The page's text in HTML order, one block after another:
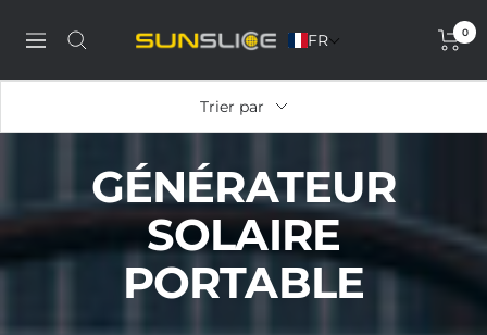
Navigation
Discover
power
bank,
portable
solar
panel
and
FR 0
Trier par
GÉNÉRATEUR
SOLAIRE
PORTABLE